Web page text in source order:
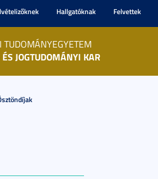
Hallgatóknak Felvettek
TUDOMÁNYEGYETEM
JOGTUDOMÁNYI KAR